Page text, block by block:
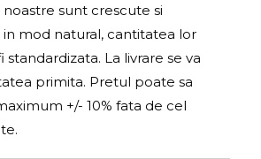
sunt crescute si
mod natural, cantitatea lor
standardizata. La livrare se va
primita. Pretul poate sa
+/- 10% fata de cel